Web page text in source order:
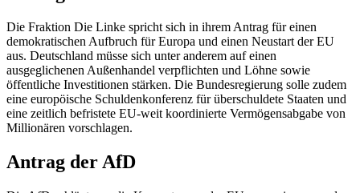
Die Fraktion Die Linke spricht sich in ihrem Antrag für einen
demokratischen Aufbruch für Europa und einen Neustart der EU
aus. Deutschland müsse sich unter anderem auf einen
ausgeglichenen Außenhandel verpflichten und Löhne sowie
öffentliche Investitionen stärken. Die Bundesregierung solle zudem
eine europöische Schuldenkonferenz für überschuldete Staaten und
eine zeitlich befristete EU-weit koordinierte Vermögensabgabe von
Millionären vorschlagen.
Antrag der AfD